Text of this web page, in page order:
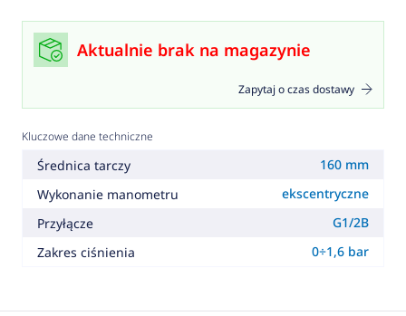
Aktualnie brak na magazynie
Zapytaj o czas dostawy
Kluczowe dane techniczne
Średnica tarczy
160 mm
Wykonanie manometru
ekscentryczne
Przyłącze
G1/2B
Zakres ciśnienia
0÷1,6 bar